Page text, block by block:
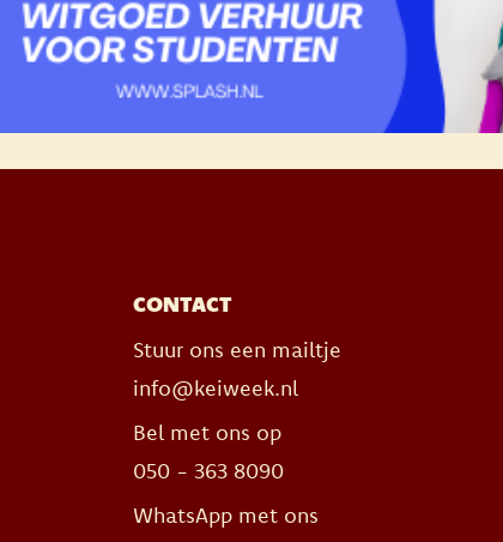
CONTACT
Stuur ons een mailtje
info@keiweek.nl
Bel met ons op
050 - 363 8090
WhatsApp met ons